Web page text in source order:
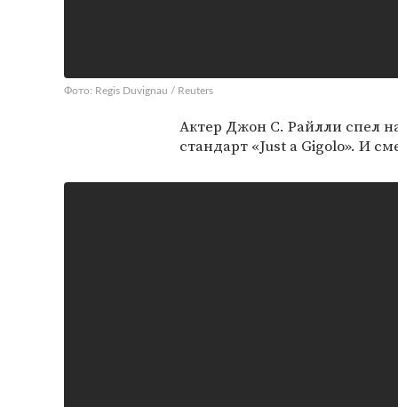
Фото: Regis Duvignau / Reuters
Актер Джон С. Райлли спел
стандарт «Just a Gigolo». И